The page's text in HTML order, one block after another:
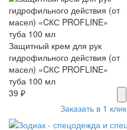
Защитный крем для рук
гидрофильного действия (от
масел) «CКС PROFLINE»
туба 100 мл
39 ₽
Заказать в 1 клик